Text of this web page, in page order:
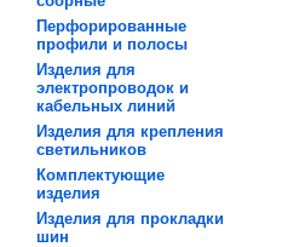
Перфорированные
профили и полосы
Изделия для
электропроводок и
кабельных линий
Изделия для крепления
светильников
Комплектующие
изделия
Изделия для прокладки
шин